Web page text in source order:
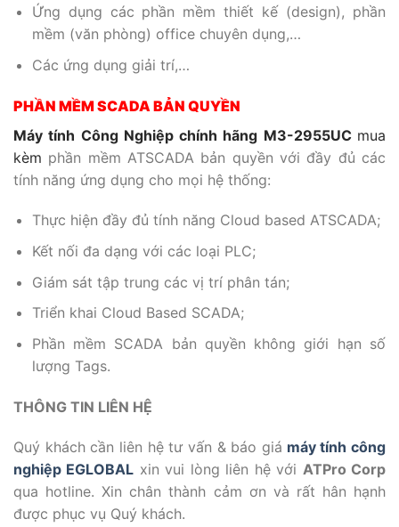
Ứng dụng các phần mềm thiết kế (design), phần
mềm (văn phòng) office chuyên dụng,…
Các ứng dụng giải trí,…
PHẦN MỀM SCADA BẢN QUYỀN
Máy tính Công Nghiệp chính hãng M3-2955UC mua
kèm phần mềm ATSCADA bản quyền với đầy đủ các
tính năng ứng dụng cho mọi hệ thống:
Thực hiện đầy đủ tính năng Cloud based ATSCADA;
Kết nối đa dạng với các loại PLC;
Giám sát tập trung các vị trí phân tán;
Triển khai Cloud Based SCADA;
Phần mềm SCADA bản quyền không giới hạn số
lượng Tags.
THÔNG TIN LIÊN HỆ
Quý khách cần liên hệ tư vấn & báo giá máy tính công
nghiệp EGLOBAL xin vui lòng liên hệ với ATPro Corp
qua hotline. Xin chân thành cảm ơn và rất hân hạnh
được phục vụ Quý khách.